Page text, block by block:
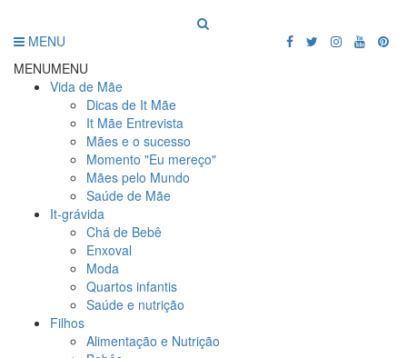
MENU
MENUMENU
Vida de Mãe
Dicas de It Mãe
It Mãe Entrevista
Mães e o sucesso
Momento "Eu mereço"
Mães pelo Mundo
Saúde de Mãe
It-grávida
Chá de Bebê
Enxoval
Moda
Quartos infantis
Saúde e nutrição
Filhos
Alimentação e Nutrição